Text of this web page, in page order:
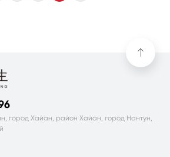
город Хайан, район Хайан, город Нантун,